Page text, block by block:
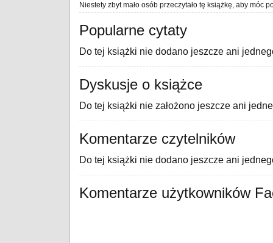
Niestety zbyt mało osób przeczytało tę książkę, aby móc
Popularne cytaty
Do tej książki nie dodano jeszcze ani
Dyskusje o książce
Do tej książki nie założono jeszcze ani
Komentarze czytelników
Do tej książki nie dodano jeszcze ani
Komentarze użytkowników